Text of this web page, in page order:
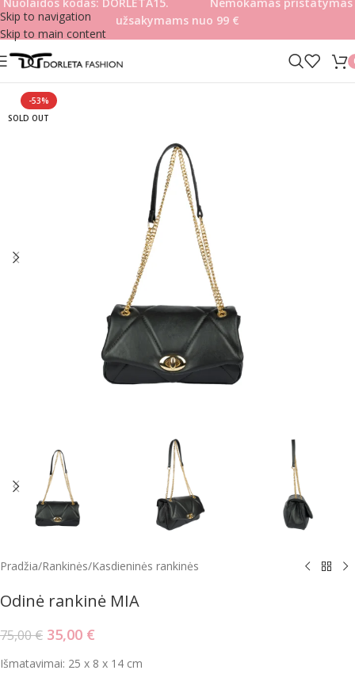
Skip to navigation
Skip to main content
užsakymams nuo 99 €
-53%
SOLD OUT
Pradžia/Rankinės/Kasdieninės rankinės
Odinė rankinė MIA
75,00€ 35,00 €
Išmatavimai: 25 x 8 x 14 cm